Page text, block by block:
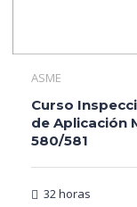
ASME
Curso
de Aplicación
580/581
32 horas